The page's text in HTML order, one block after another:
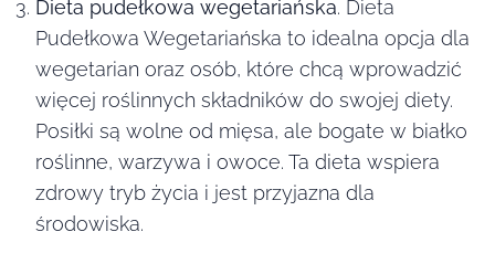
Dieta pudełkowa wegetariańska. Dieta
Pudełkowa Wegetariańska to idealna opcja dla
wegetarian oraz osób, które chcą wprowadzić
więcej roślinnych składników do swojej diety.
Posiłki są wolne od mięsa, ale bogate w białko
roślinne, warzywa i owoce. Ta dieta wspiera
zdrowy tryb życia i jest przyjazna dla
środowiska.